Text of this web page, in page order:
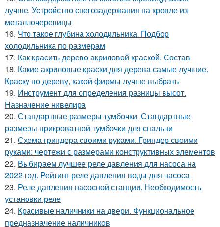
лучше. Устройство снегозадержания на кровле из
металлочерепицы
16. Что такое глубина холодильника. Подбор
холодильника по размерам
17. Как красить дерево акриловой краской. Состав
18. Какие акриловые краски для дерева самые лучшие.
Краску по дереву, какой фирмы лучше выбрать
19. Инструмент для определения разницы высот.
Назначение нивелира
20. Стандартные размеры тумбочки. Стандартные
размеры прикроватной тумбочки для спальни
21. Схема гриндера своими руками. Гриндер своими
руками: чертежи с размерами конструктивных элементов
22. Выбираем лучшее реле давления для насоса на
2022 год. Рейтинг реле давления воды для насоса
23. Реле давления насосной станции. Необходимость
установки реле
24. Красивые наличники на двери. Функциональное
предназначение наличников